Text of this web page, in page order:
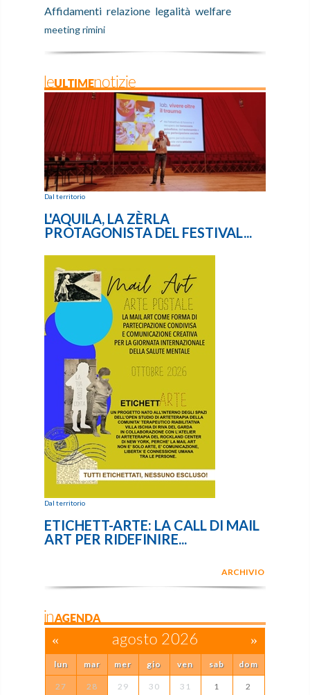
Affidamenti relazione legalità welfare
meeting rimini
leULTIMEnotizie
Dal territorio
L'AQUILA, LA ZÈRLA
PROTAGONISTA DEL FESTIVAL...
Dal territorio
ETICHETT-ARTE: LA CALL DI MAIL
ART PER RIDEFINIRE...
ARCHIVIO
inAGENDA
« agosto 2026 »
lun mar mer gio ven sab dom
27 28 29 30 31 1 2